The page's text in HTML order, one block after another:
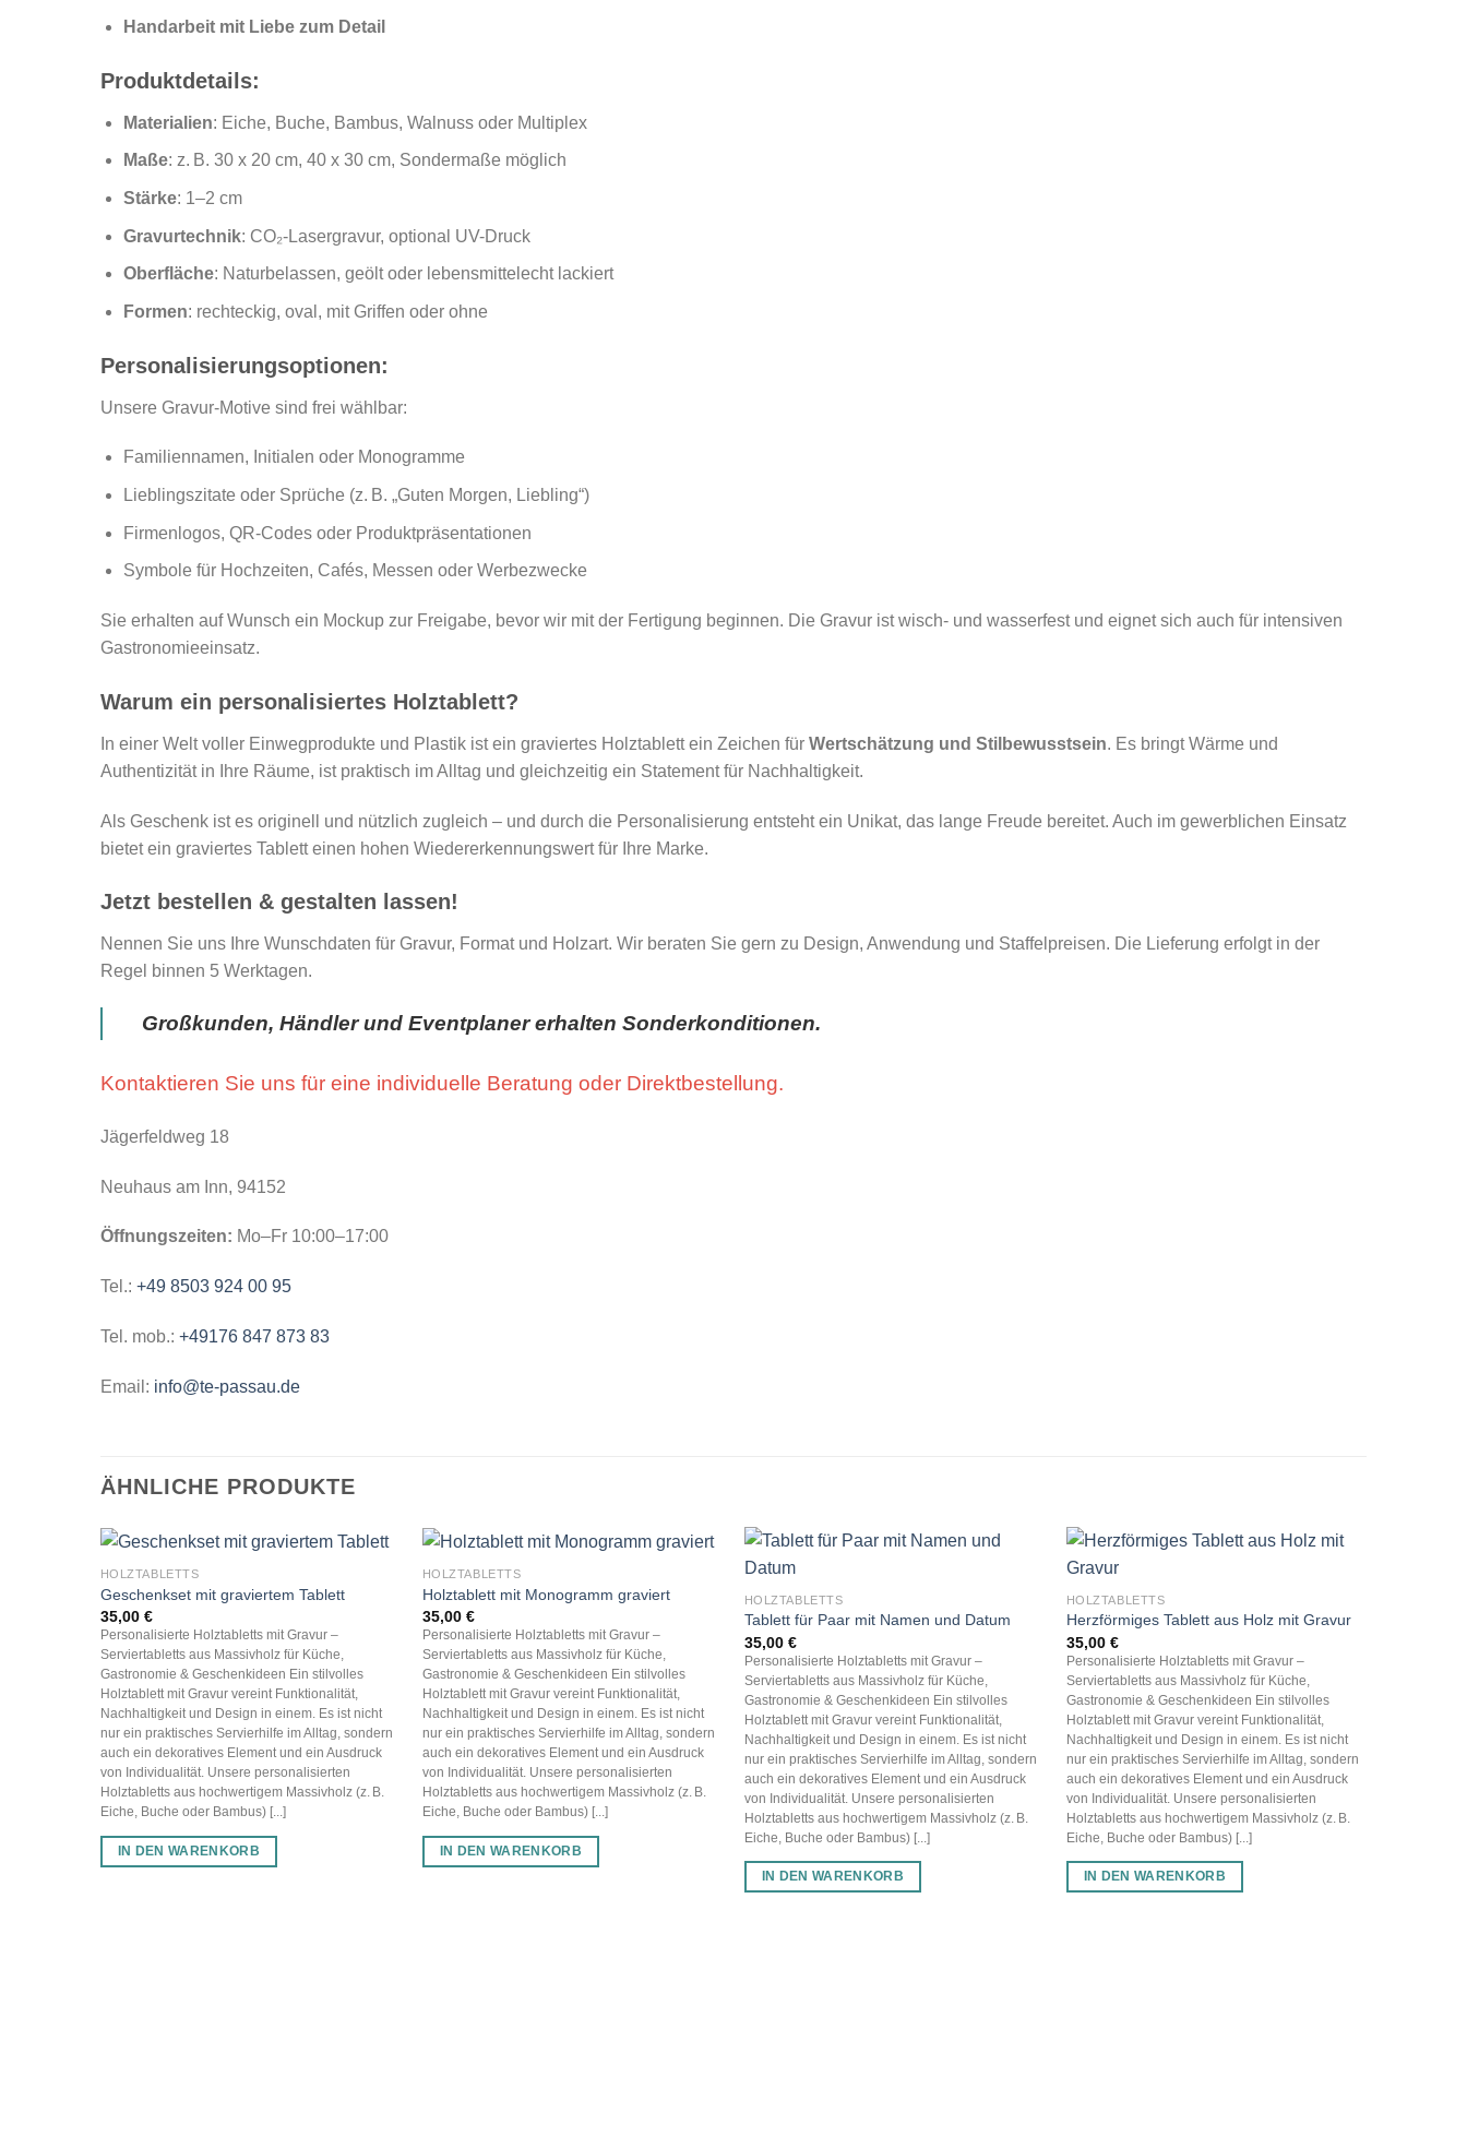
Handarbeit mit Liebe zum Detail
Produktdetails:
Materialien: Eiche, Buche, Bambus, Walnuss oder Multiplex
Maße: z. B. 30 x 20 cm, 40 x 30 cm, Sondermaße möglich
Stärke: 1–2 cm
Gravurtechnik: CO₂-Lasergravur, optional UV-Druck
Oberfläche: Naturbelassen, geölt oder lebensmittelecht lackiert
Formen: rechteckig, oval, mit Griffen oder ohne
Personalisierungsoptionen:
Unsere Gravur-Motive sind frei wählbar:
Familiennamen, Initialen oder Monogramme
Lieblingszitate oder Sprüche (z. B. „Guten Morgen, Liebling“)
Firmenlogos, QR-Codes oder Produktpräsentationen
Symbole für Hochzeiten, Cafés, Messen oder Werbezwecke
Sie erhalten auf Wunsch ein Mockup zur Freigabe, bevor wir mit der Fertigung beginnen. Die Gravur ist wisch- und wasserfest und eignet sich auch für intensiven
Gastronomieeinsatz.
Warum ein personalisiertes Holztablett?
In einer Welt voller Einwegprodukte und Plastik ist ein graviertes Holztablett ein Zeichen für Wertschätzung und Stilbewusstsein. Es bringt Wärme und
Authentizität in Ihre Räume, ist praktisch im Alltag und gleichzeitig ein Statement für Nachhaltigkeit.
Als Geschenk ist es originell und nützlich zugleich – und durch die Personalisierung entsteht ein Unikat, das lange Freude bereitet. Auch im gewerblichen Einsatz
bietet ein graviertes Tablett einen hohen Wiedererkennungswert für Ihre Marke.
Jetzt bestellen & gestalten lassen!
Nennen Sie uns Ihre Wunschdaten für Gravur, Format und Holzart. Wir beraten Sie gern zu Design, Anwendung und Staffelpreisen. Die Lieferung erfolgt in der
Regel binnen 5 Werktagen.
Großkunden, Händler und Eventplaner erhalten Sonderkonditionen.
Kontaktieren Sie uns für eine individuelle Beratung oder Direktbestellung.
Jägerfeldweg 18
Neuhaus am Inn, 94152
Öffnungszeiten: Mo–Fr 10:00–17:00
Tel.: +49 8503 924 00 95
Tel. mob.: +49176 847 873 83
Email: info@te-passau.de
ÄHNLICHE PRODUKTE
HOLZTABLETTS
Geschenkset mit graviertem Tablett
35,00 €
Personalisierte Holztabletts mit Gravur –
Serviertabletts aus Massivholz für Küche,
Gastronomie & Geschenkideen Ein stilvolles
Holztablett mit Gravur vereint Funktionalität,
Nachhaltigkeit und Design in einem. Es ist nicht
nur ein praktisches Servierhilfe im Alltag, sondern
auch ein dekoratives Element und ein Ausdruck
von Individualität. Unsere personalisierten
Holztabletts aus hochwertigem Massivholz (z. B.
Eiche, Buche oder Bambus) [...]
IN DEN WARENKORB
HOLZTABLETTS
Holztablett mit Monogramm graviert
35,00 €
Personalisierte Holztabletts mit Gravur –
Serviertabletts aus Massivholz für Küche,
Gastronomie & Geschenkideen Ein stilvolles
Holztablett mit Gravur vereint Funktionalität,
Nachhaltigkeit und Design in einem. Es ist nicht
nur ein praktisches Servierhilfe im Alltag, sondern
auch ein dekoratives Element und ein Ausdruck
von Individualität. Unsere personalisierten
Holztabletts aus hochwertigem Massivholz (z. B.
Eiche, Buche oder Bambus) [...]
IN DEN WARENKORB
HOLZTABLETTS
Tablett für Paar mit Namen und Datum
35,00 €
Personalisierte Holztabletts mit Gravur –
Serviertabletts aus Massivholz für Küche,
Gastronomie & Geschenkideen Ein stilvolles
Holztablett mit Gravur vereint Funktionalität,
Nachhaltigkeit und Design in einem. Es ist nicht
nur ein praktisches Servierhilfe im Alltag, sondern
auch ein dekoratives Element und ein Ausdruck
von Individualität. Unsere personalisierten
Holztabletts aus hochwertigem Massivholz (z. B.
Eiche, Buche oder Bambus) [...]
IN DEN WARENKORB
HOLZTABLETTS
Herzförmiges Tablett aus Holz mit Gravur
35,00 €
Personalisierte Holztabletts mit Gravur –
Serviertabletts aus Massivholz für Küche,
Gastronomie & Geschenkideen Ein stilvolles
Holztablett mit Gravur vereint Funktionalität,
Nachhaltigkeit und Design in einem. Es ist nicht
nur ein praktisches Servierhilfe im Alltag, sondern
auch ein dekoratives Element und ein Ausdruck
von Individualität. Unsere personalisierten
Holztabletts aus hochwertigem Massivholz (z. B.
Eiche, Buche oder Bambus) [...]
IN DEN WARENKORB